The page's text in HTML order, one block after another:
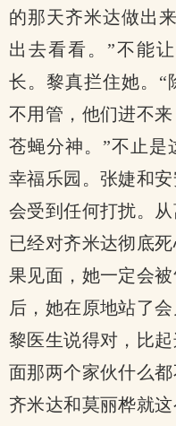
的那天齐米达做出
出去看看。”不能
长。黎真拦住她。“
不用管，他们进不
苍蝇分神。”不止是
幸福乐园。张婕和
会受到任何打扰。
已经对齐米达彻底
果见面，她一定会
后，她在原地站了
黎医生说得对，比
面那两个家伙什么都
齐米达和莫丽桦就